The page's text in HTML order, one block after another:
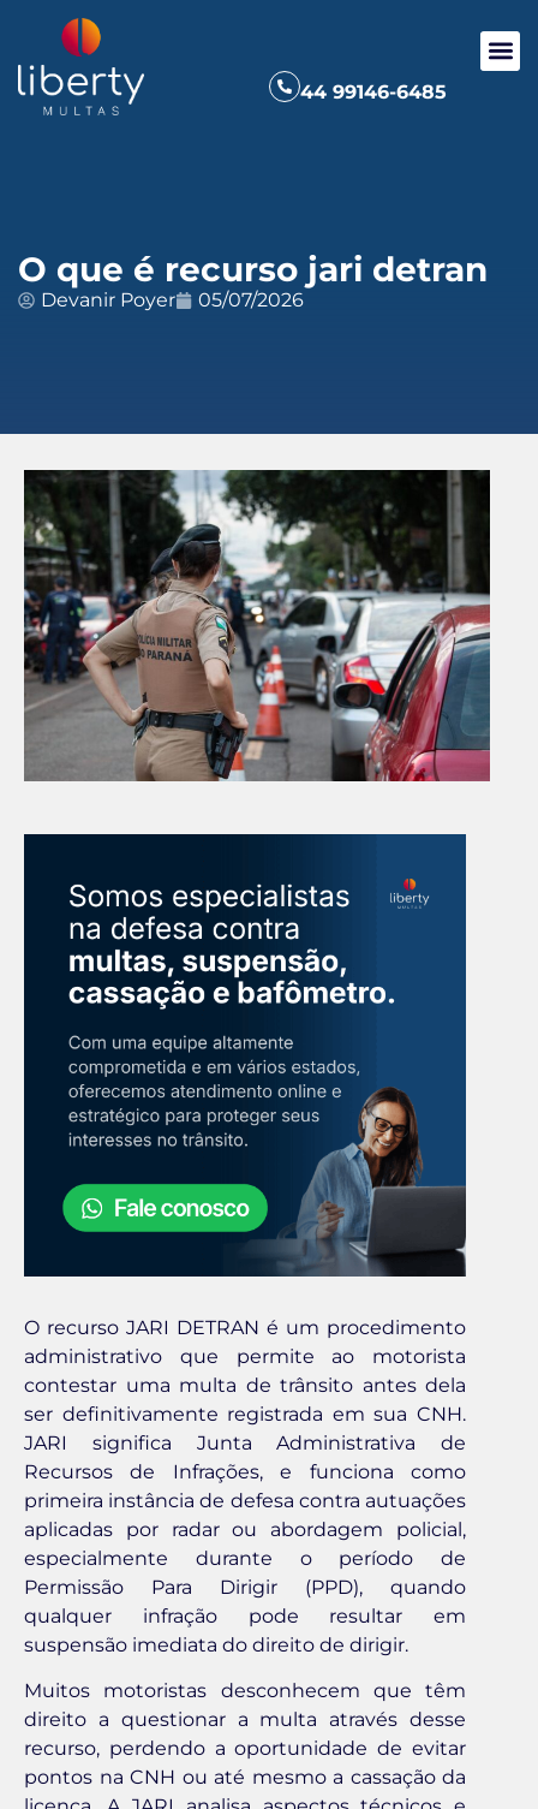
44 99146-6485
O que é recurso jari detran
Devanir Poyer 05/07/2026
O recurso JARI DETRAN é um procedimento
administrativo que permite ao motorista
contestar uma multa de trânsito antes dela
ser definitivamente registrada em sua CNH.
JARI significa Junta Administrativa de
Recursos de Infrações, e funciona como
primeira instância de defesa contra autuações
aplicadas por radar ou abordagem policial,
especialmente durante o período de
Permissão Para Dirigir (PPD), quando
qualquer infração pode resultar em
suspensão imediata do direito de dirigir.
Muitos motoristas desconhecem que têm
direito a questionar a multa através desse
recurso, perdendo a oportunidade de evitar
pontos na CNH ou até mesmo a cassação da